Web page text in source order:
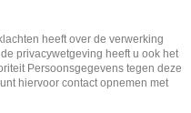
heeft over de verwerking
privacywetgeving heeft u ook het
Persoonsgegevens tegen deze
hiervoor contact opnemen met